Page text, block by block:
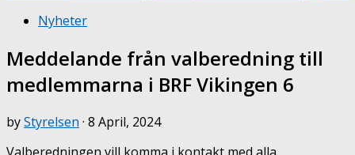
Nyheter
Meddelande från valberedning till
medlemmarna i BRF Vikingen 6
byStyrelsen · 8 April, 2024